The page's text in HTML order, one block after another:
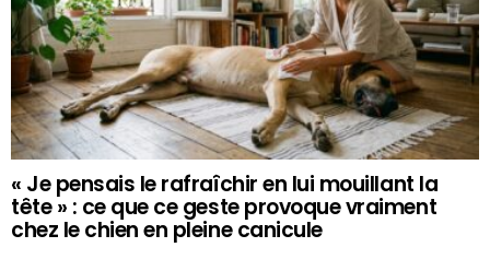
« Je pensais le rafraîchir en lui mouillant la
tête » : ce que ce geste provoque vraiment
chez le chien en pleine canicule